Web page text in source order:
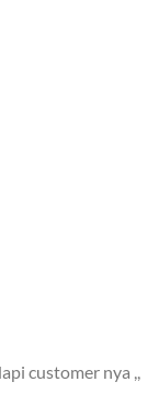
customer nya ,,